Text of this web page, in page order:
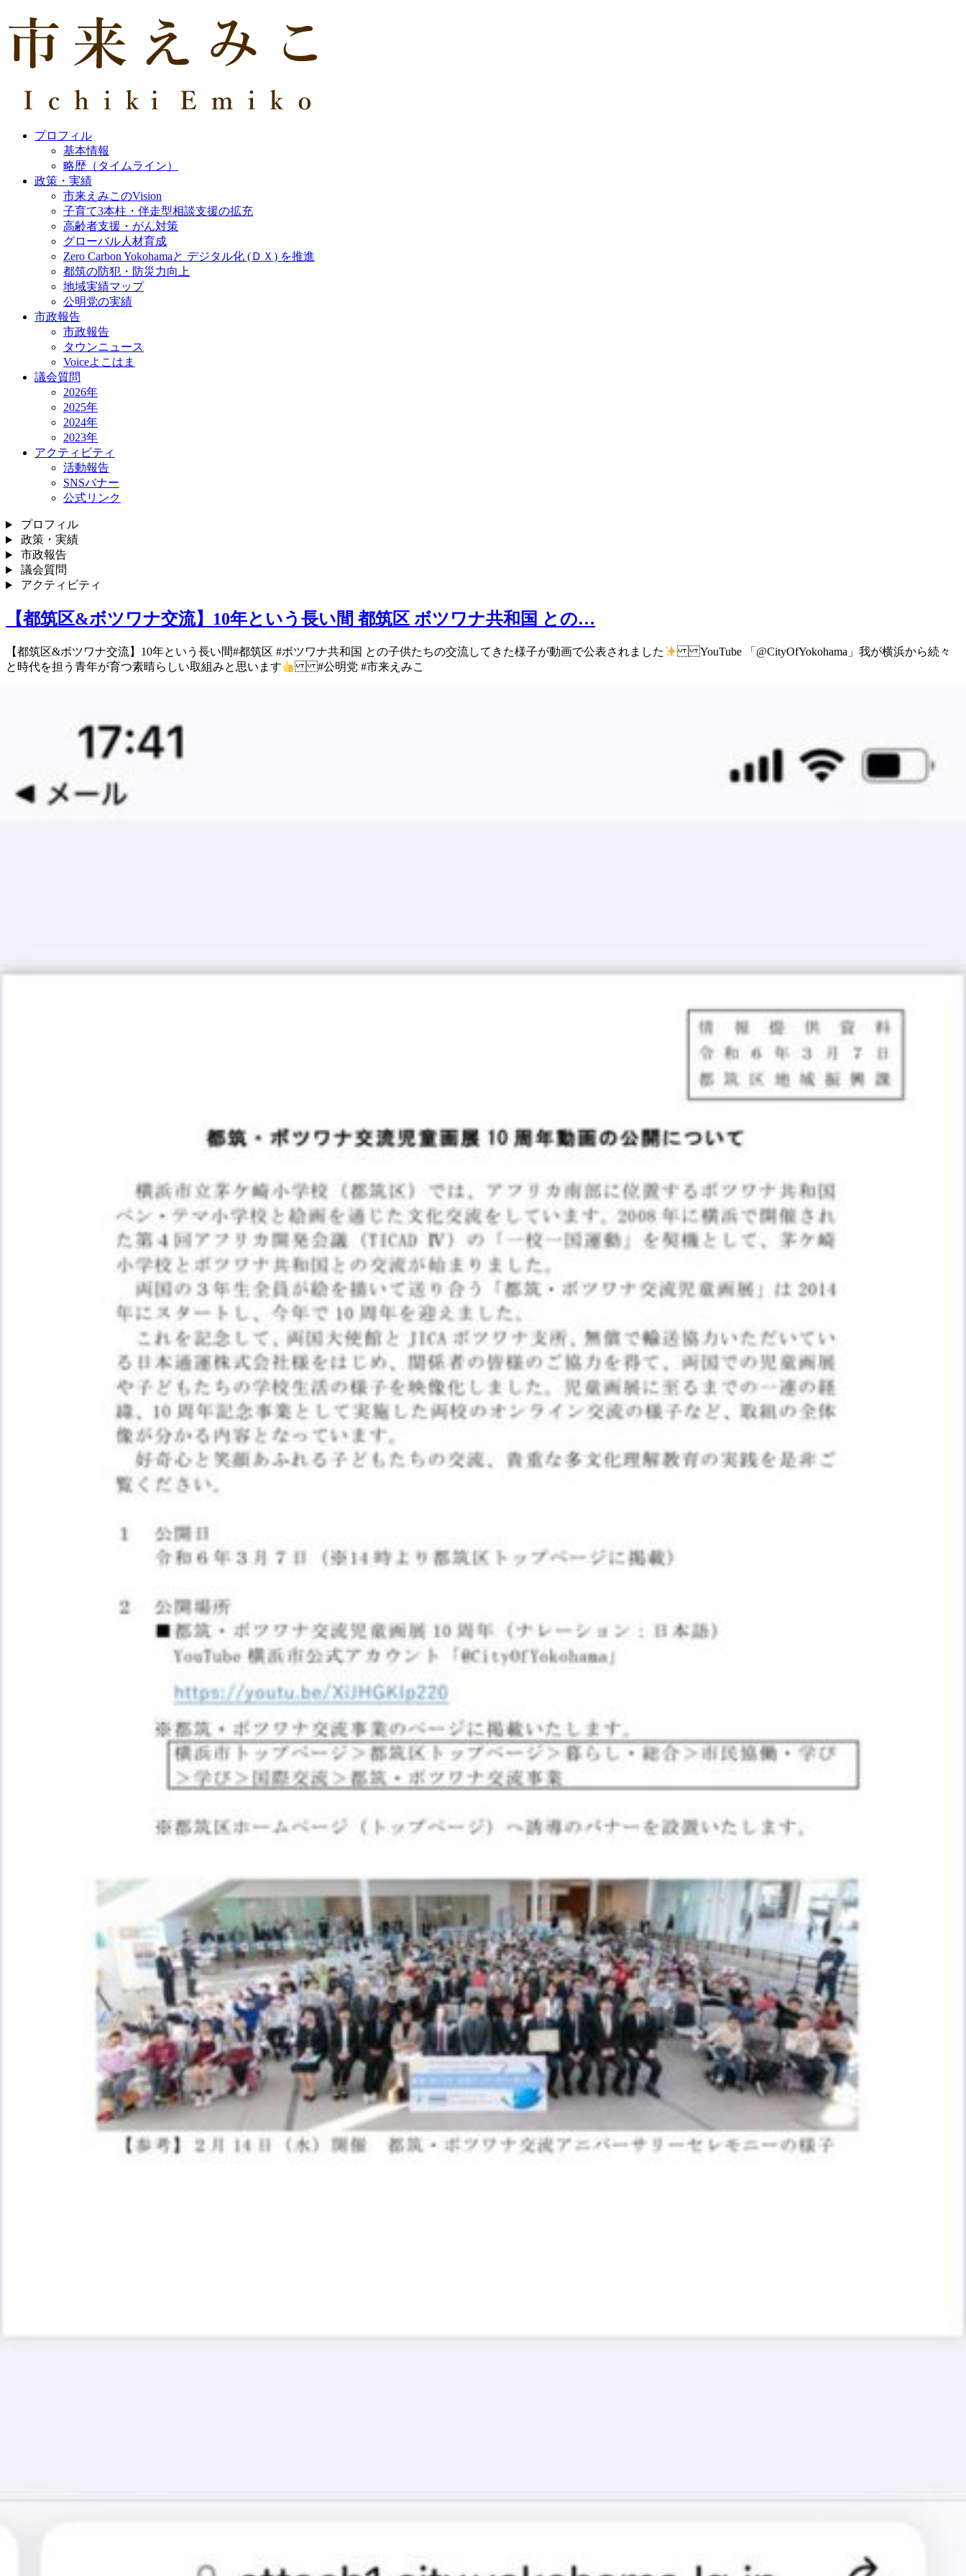
プロフィル
基本情報
略歴（タイムライン）
政策・実績
市来えみこのVision
子育て3本柱・伴走型相談支援の拡充
高齢者支援・がん対策
グローバル人材育成
Zero Carbon Yokohamaと デジタル化 (ＤＸ) を推進
都筑の防犯・防災力向上
地域実績マップ
公明党の実績
市政報告
市政報告
タウンニュース
Voiceよこはま
議会質問
2026年
2025年
2024年
2023年
アクティビティ
活動報告
SNSバナー
公式リンク
プロフィル
政策・実績
市政報告
議会質問
アクティビティ
【都筑区&ボツワナ交流】10年という長い間 都筑区 ボツワナ共和国 との…
【都筑区&ボツワナ交流】 10年という長い間 #都筑区 #ボツワナ共和国 との 子供たちの交流してきた様子が 動画で公表されました
YouTube 「@CityOfYokohama」 我が横浜から 続々
と時代を担う青年が育つ 素晴らしい取組みと思います
#公明党 #市来えみこ